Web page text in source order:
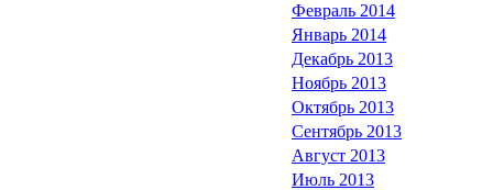
Февраль 2014
Январь 2014
Декабрь 2013
Ноябрь 2013
Октябрь 2013
Сентябрь 2013
Август 2013
Июль 2013